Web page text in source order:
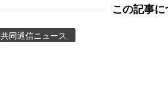
この記事
共同通信ニュース